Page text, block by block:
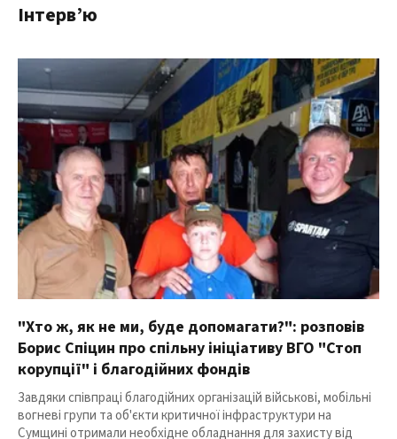
Інтерв’ю
"Хто ж, як не ми, буде допомагати?": розповів
Борис Спіцин про спільну ініціативу ВГО "Стоп
корупції" і благодійних фондів
Завдяки співпраці благодійних організацій військові, мобільні
вогневі групи та об'єкти критичної інфраструктури на
Сумщині отримали необхідне обладнання для захисту від